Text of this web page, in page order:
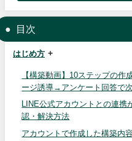
目次
はじめ方
【構築動画】10ステップの
ージ誘導→アンケート回答で
LINE公式アカウントとの連
認・解決方法
アカウントで作成した構築内